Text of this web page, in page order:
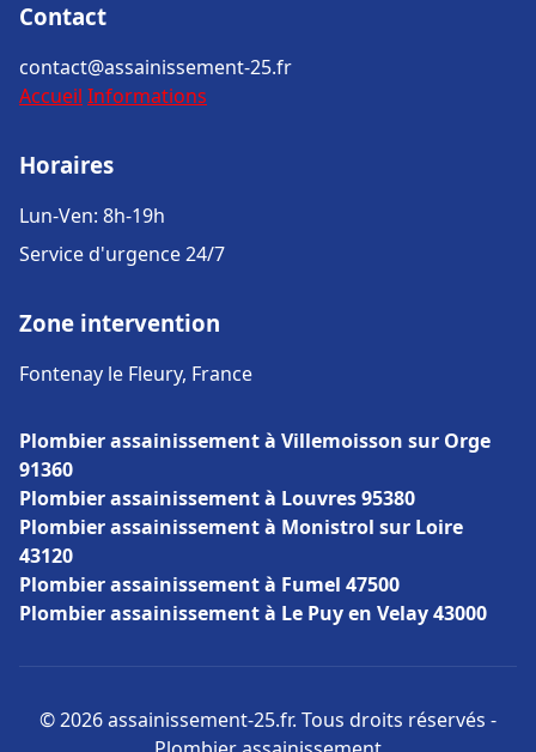
Contact
contact@assainissement-25.fr
Accueil Informations
Horaires
Lun-Ven: 8h-19h
Service d'urgence 24/7
Zone intervention
Fontenay le Fleury, France
Plombier assainissement à Villemoisson sur Orge
91360
Plombier assainissement à Louvres 95380
Plombier assainissement à Monistrol sur Loire
43120
Plombier assainissement à Fumel 47500
Plombier assainissement à Le Puy en Velay 43000
© 2026 assainissement-25.fr. Tous droits réservés -